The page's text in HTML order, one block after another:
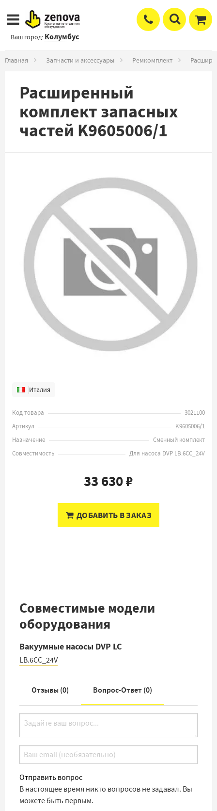
Ваш город: Колумбус
Главная Запчасти и аксессуары Ремкомплект
Расширенный
комплект запасных
частей K9605006/1
Италия
Код товара
3021100
Артикул
K9605006/1
Назначение
Сменный комплект
Совместимость
Для насоса DVP LB.6CC_24V
33 630 ₽
ДОБАВИТЬ В ЗАКАЗ
Совместимые модели
оборудования
Вакуумные насосы DVP LC
LB.6CC_24V
Отзывы (0) Вопрос-Ответ (0)
Отправить вопрос
В настоящее время никто вопросов не задавал. Вы
можете быть первым.